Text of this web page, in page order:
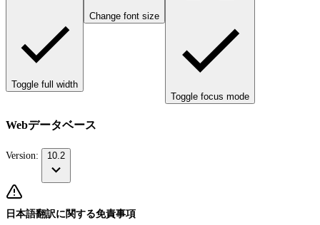
Toggle full width
Change font size
Toggle focus mode
Webデータベース
Version: 10.2
日本語翻訳に関する免責事項